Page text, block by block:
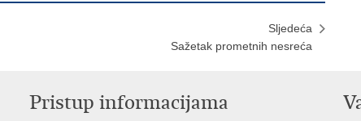
Sljedeća
Sažetak prometnih nesreća
Pristup informacijama